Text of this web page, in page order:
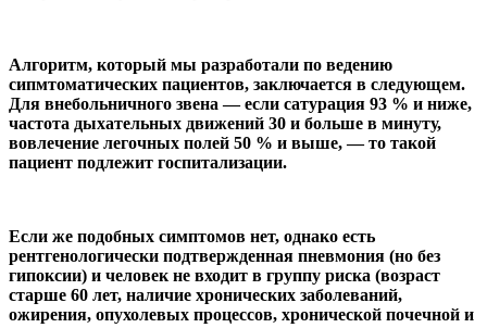
Алгоритм, который мы разработали по ведению
сипмтоматических пациентов, заключается в следующем.
Для внебольничного звена — если сатурация 93 % и ниже,
частота дыхательных движений 30 и больше в минуту,
вовлечение легочных полей 50 % и выше, — то такой
пациент подлежит госпитализации.
Если же подобных симптомов нет, однако есть
рентгенологически подтвержденная пневмония (но без
гипоксии) и человек не входит в группу риска (возраст
старше 60 лет, наличие хронических заболеваний,
ожирения, опухолевых процессов, хронической почечной и